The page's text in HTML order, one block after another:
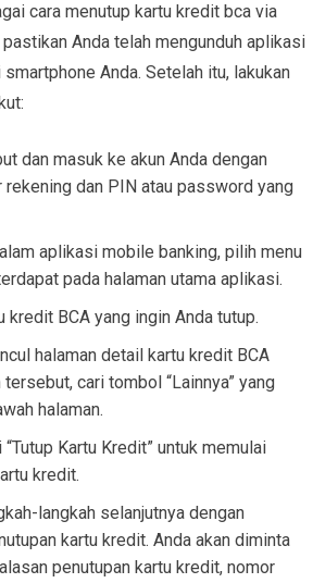
cara menutup kartu kredit bca via
Anda telah mengunduh aplikasi
Anda. Setelah itu, lakukan
dan masuk ke akun Anda dengan
rekening dan PIN atau password yang
aplikasi mobile banking, pilih menu
pada halaman utama aplikasi.
kredit BCA yang ingin Anda tutup.
halaman detail kartu kredit BCA
tersebut, cari tombol “Lainnya” yang
halaman.
Kartu Kredit” untuk memulai
kredit.
langkah selanjutnya dengan
kartu kredit. Anda akan diminta
penutupan kartu kredit, nomor